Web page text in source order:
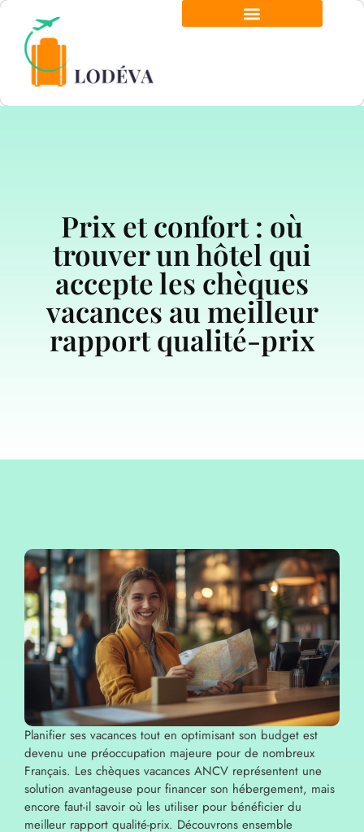
Prix et confort : où
trouver un hôtel qui
accepte les chèques
vacances au meilleur
rapport qualité-prix
Planifier ses vacances tout en optimisant son budget est
devenu une préoccupation majeure pour de nombreux
Français. Les chèques vacances ANCV représentent une
solution avantageuse pour financer son hébergement, mais
encore faut-il savoir où les utiliser pour bénéficier du
meilleur rapport qualité-prix. Découvrons ensemble